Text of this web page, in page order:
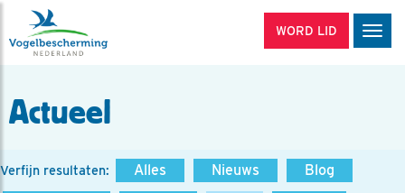
WORD LID
Actueel
Verfijn resultaten: Alles Nieuws
Blog